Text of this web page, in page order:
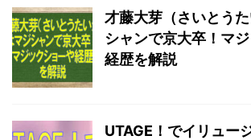
才藤大芽（さいとう
シャンで京大卒！マ
経歴を解説
UTAGE！でイリュー